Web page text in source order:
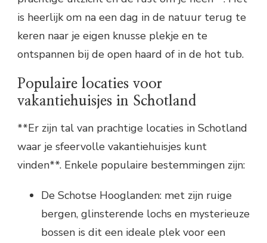
is heerlijk om na een dag in de natuur terug te
keren naar je eigen knusse plekje en te
ontspannen bij de open haard of in de hot tub.
Populaire locaties voor
vakantiehuisjes in Schotland
**Er zijn tal van prachtige locaties in Schotland
waar je sfeervolle vakantiehuisjes kunt
vinden**. Enkele populaire bestemmingen zijn:
De Schotse Hooglanden: met zijn ruige
bergen, glinsterende lochs en mysterieuze
bossen is dit een ideale plek voor een